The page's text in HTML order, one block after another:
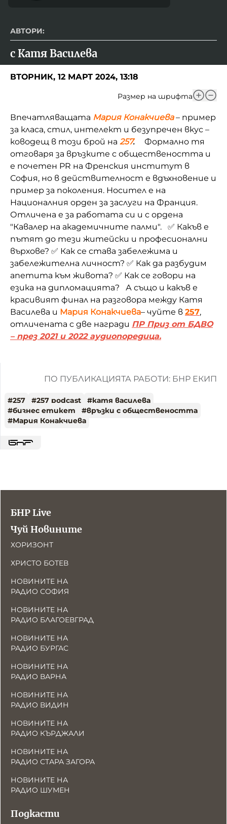
АВТОРИ:
с Катя Василева
ВТОРНИК, 12 МАРТ 2024, 13:18
Размер на шрифта
Впечатляващата Мария Конакчиева– пример
за класа, стил, интелект и безупречен вкус –
ководещ в този брой на 257.
Формално тя
отговаря за връзките с обществеността и
е почетен PR на Френския институт в
София, но в действителност е вдъхновение и
пример за поколения. Носител е на
Националния орден за заслуги на Франция.
Отличена е за работата си и с ордена
"Кавалер на академичните палми". ✅ Какъв е
пътят до тези житейски и професионални
върхове? ✅ Как се става забележима и
забележителна личност? ✅ Как да разбудим
апетита към живота? ✅ Как се говори на
езика на дипломацията? А също и какъв е
красивият финал на разговора между Катя
Василева и Мария Конакчиева– чуйте в 257,
отличената с две награди ПР Приз от БДВО
– през 2021 и 2022 аудиопоредица.
ПО ПУБЛИКАЦИЯТА РАБОТИ: БНР ЕКИП
#257 #257 podcast #катя василева
#бизнес етикет #връзки с обществеността
#Мария Конакчиева
БНР Live
Чуй Новините
ХОРИЗОНТ
ХРИСТО БОТЕВ
НОВИНИТЕ НА
РАДИО СОФИЯ
НОВИНИТЕ НА
РАДИО БЛАГОЕВГРАД
НОВИНИТЕ НА
РАДИО БУРГАС
НОВИНИТЕ НА
РАДИО ВАРНА
НОВИНИТЕ НА
РАДИО ВИДИН
НОВИНИТЕ НА
РАДИО КЪРДЖАЛИ
НОВИНИТЕ НА
РАДИО СТАРА ЗАГОРА
НОВИНИТЕ НА
РАДИО ШУМЕН
Подкасти